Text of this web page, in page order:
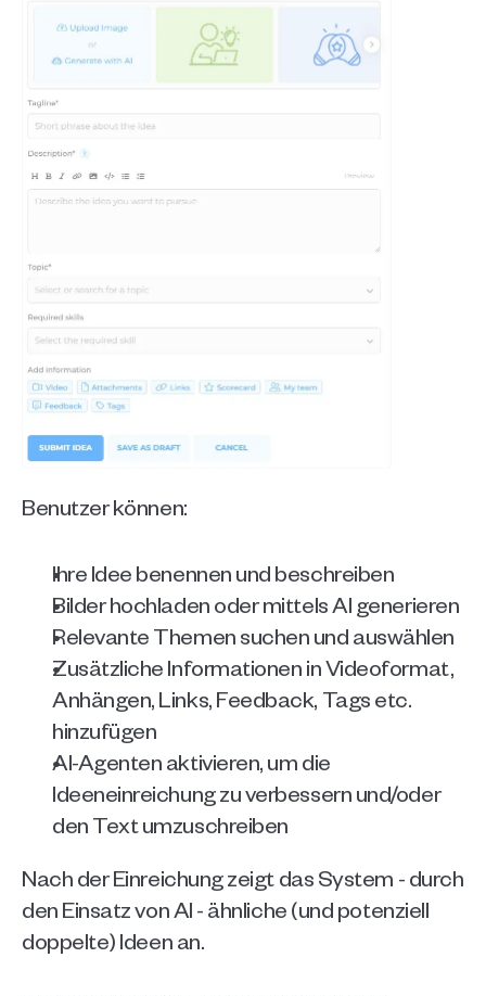
Benutzer können:
Ihre Idee benennen und beschreiben
Bilder hochladen oder mittels AI generieren
Relevante Themen suchen und auswählen
Zusätzliche Informationen in Videoformat,
Anhängen, Links, Feedback, Tags etc.
hinzufügen
AI-Agenten aktivieren, um die
Ideeneinreichung zu verbessern und/oder
den Text umzuschreiben
Nach der Einreichung zeigt das System - durch
den Einsatz von AI - ähnliche (und potenziell
doppelte) Ideen an.